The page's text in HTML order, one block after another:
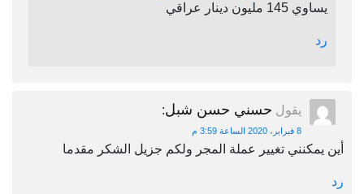
يساوي 145 مليون دينار عراقي
رد
يقول حسني حسن شبل:
8 فبراير، 2020 الساعة 3:59 م
أين يمكنني تغيير عملة المجر ولكم جزيل الشكر مقدما
رد